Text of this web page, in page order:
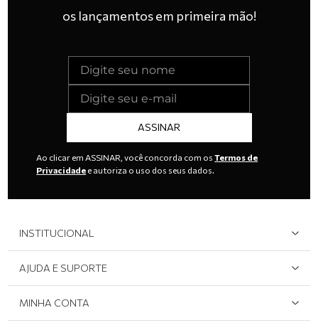
os lançamentos em primeira mão!
ASSINAR
Ao clicar em ASSINAR, você concorda com osTermos de
Privacidade e autoriza o uso dos seus dados.
INSTITUCIONAL
Área do Lojista
AJUDA E SUPORTE
Políticas de Privacidade
MINHA CONTA